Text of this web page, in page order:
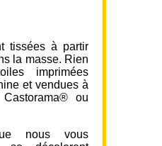
tissées à partir
la masse. Rien
imprimées
et vendues à
ou
nous vous